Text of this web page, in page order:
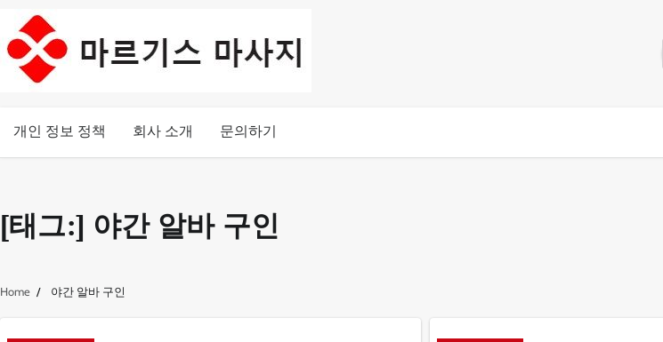
content
개인 정보 정책 회사 소개 문의하기
[태그:] 야간 알바 구인
Home 야간 알바 구인